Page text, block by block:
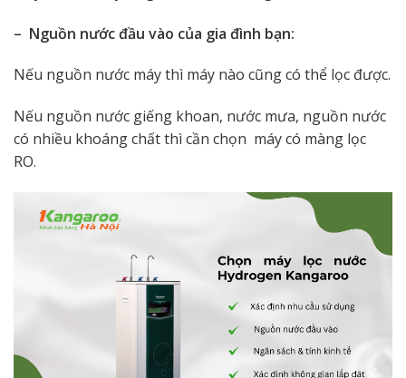
– Nguồn nước đầu vào của gia đình bạn:
Nếu nguồn nước máy thì máy nào cũng có thể lọc được.
Nếu nguồn nước giếng khoan, nước mưa, nguồn nước
có nhiều khoáng chất thì cần chọn máy có màng lọc
RO.